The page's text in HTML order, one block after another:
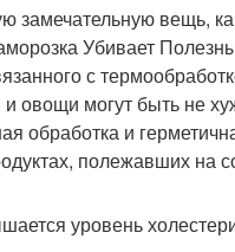
замечательную вещь,
Убивает
с
могут быть не
обработка и
полежавших на
уровень